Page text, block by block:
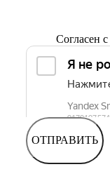
Согласен с
ОТПРАВИТЬ